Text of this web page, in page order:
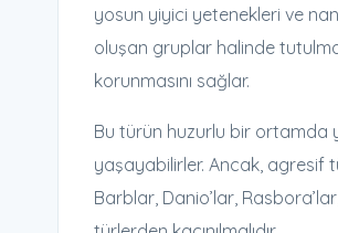
yosun yiyici yetenekleri ve
oluşan gruplar halinde
korunmasını sağlar.
Bu türün huzurlu bir ortamda
yaşayabilirler. Ancak, agresif
Barblar, Danio’lar,